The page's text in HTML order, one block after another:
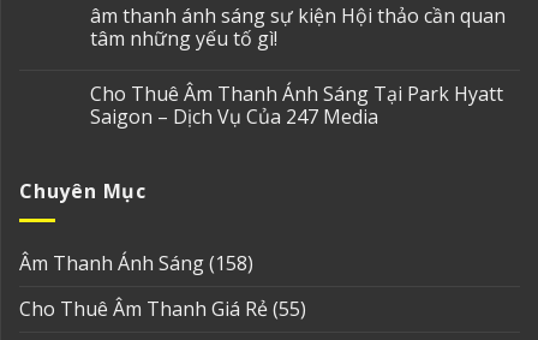
âm thanh ánh sáng sự kiện Hội thảo cần quan
tâm những yếu tố gì!
Cho Thuê Âm Thanh Ánh Sáng Tại Park Hyatt
Saigon – Dịch Vụ Của 247 Media
Chuyên Mục
Âm Thanh Ánh Sáng(158)
Cho Thuê Âm Thanh Giá Rẻ(55)